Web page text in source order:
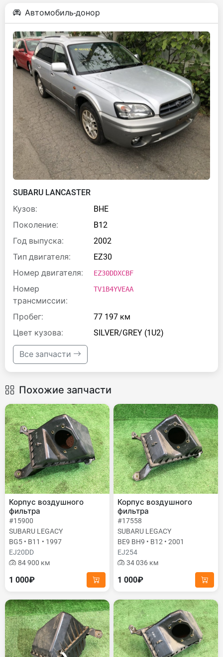
Автомобиль-донор
SUBARU LANCASTER
Кузов:
BHE
Поколение:
B12
Год выпуска:
2002
Тип двигателя:
EZ30
Номер двигателя:
EZ30DDXCBF
Номер
трансмиссии:
TV1B4YVEAA
Пробег:
77 197 км
Цвет кузова:
SILVER/GREY (1U2)
Все запчасти
Похожие запчасти
Корпус воздушного
фильтра
#15900
SUBARU LEGACY
BG5 • B11 • 1997
EJ20DD
84 900 км
1 000₽
Корпус воздушного
фильтра
#17558
SUBARU LEGACY
BE9 BH9 • B12 • 2001
EJ254
34 036 км
1 000₽